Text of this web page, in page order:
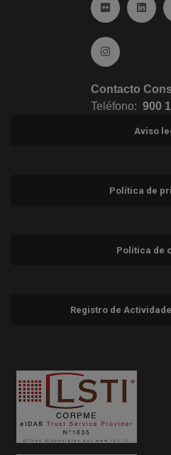
Ir a FlickrIr a
Ir a
Contacto
Teléfono: 900
Aviso
Política de
Política de
Registro de